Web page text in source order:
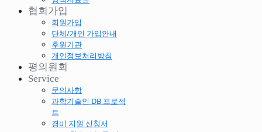
협회가입
회원가입
단체/개인 가입안내
후원기관
개인정보처리방침
평의원회
Service
문의사항
과학기술인 DB 프로젝
트
경비 지원 신청서